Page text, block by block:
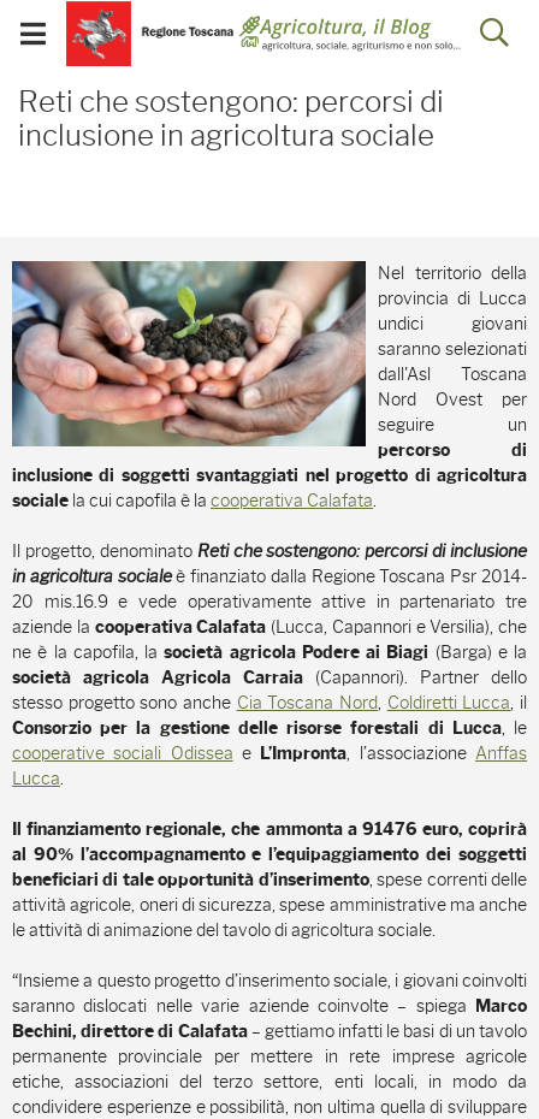
Skip to Main Content
Visualizza/chiudi
menu
mobile
Reti che sostengono:
Reti che sostengono: percorsi di
inclusione in agricoltura sociale
Nel territorio della
provincia di Lucca
undici giovani
saranno selezionati
dall'Asl Toscana
Nord Ovest per
seguire un
percorso di
inclusione di soggetti svantaggiati nel progetto di agricoltura
sociale la cui capofila è la cooperativa Calafata.
Il progetto, denominato Reti che sostengono: percorsi di inclusione
in agricoltura socialeè finanziato dalla Regione Toscana Psr 2014-
20 mis.16.9 e vede operativamente attive in partenariato tre
aziende la cooperativa Calafata (Lucca, Capannori e Versilia), che
ne è la capofila, lasocietà agricola Podere ai Biagi (Barga) e la
società agricola Agricola Carraia (Capannori). Partner dello
stesso progetto sono anche Cia Toscana Nord, Coldiretti Lucca, il
Consorzio per la gestione delle risorse forestali di Lucca, le
cooperative sociali Odissea e L’Impronta, l’associazioneAnffas
Lucca.
Il finanziamento regionale, che ammonta a 91476 euro, coprirà
al 90% l’accompagnamento e l’equipaggiamento dei soggetti
beneficiari di tale opportunità d’inserimento, spese correnti delle
attività agricole, oneri di sicurezza, spese amministrative ma anche
le attività di animazione del tavolo di agricoltura sociale.
“Insieme a questo progetto d’inserimento sociale, i giovani coinvolti
saranno dislocati nelle varie aziende coinvolte – spiega
Marco
Bechini, direttore di Calafata– gettiamo infatti le basi di un tavolo
permanente provinciale per mettere in rete imprese agricole
etiche, associazioni del terzo settore, enti locali, in modo da
condividere esperienze e possibilità, non ultima quella di sviluppare